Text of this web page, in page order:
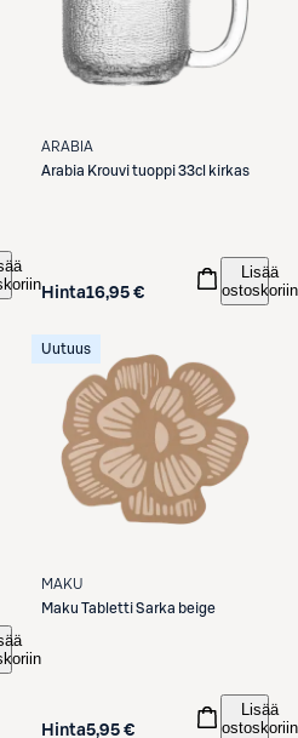
ARABIA
Arabia Krouvi tuoppi 33cl kirkas
Hinta16,95 €
Lisää
ostoskoriin
Uutuus
MAKU
Maku Tabletti Sarka beige
Hinta5,95 €
Lisää
ostoskoriin